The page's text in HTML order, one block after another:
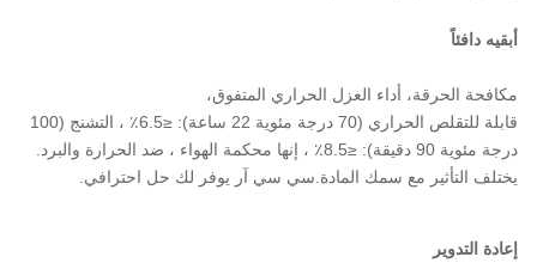
أبقيه دافئاً
مكافحة الحرقة، أداء العزل الحراري المتفوق،
قابلة للتقلص الحراري (70 درجة مئوية 22 ساعة): ≤6.5٪ ، التشنج (100
درجة مئوية 90 دقيقة): ≤8.5٪ ، إنها محكمة الهواء ، ضد الحرارة والبرد.
يختلف التأثير مع سمك المادة.سي سي آر يوفر لك حل احترافي.
إعادة التدوير